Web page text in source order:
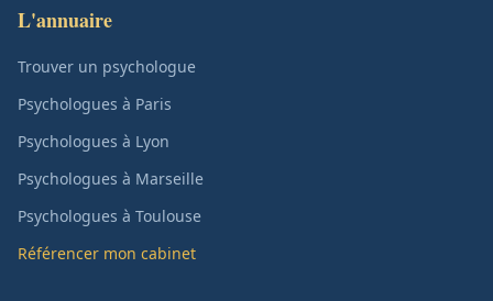
L'annuaire
Trouver un psychologue
Psychologues à Paris
Psychologues à Lyon
Psychologues à Marseille
Psychologues à Toulouse
Référencer mon cabinet